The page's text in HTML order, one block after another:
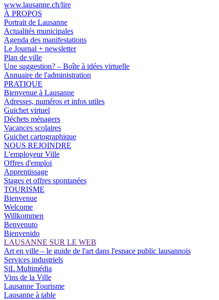
www.lausanne.ch/lire
À PROPOS
Portrait de Lausanne
Actualités municipales
Agenda des manifestations
Le Journal + newsletter
Plan de ville
Une suggestion? – Boîte à idées virtuelle
Annuaire de l'administration
PRATIQUE
Bienvenue à Lausanne
Adresses, numéros et infos utiles
Guichet virtuel
Déchets ménagers
Vacances scolaires
Guichet cartographique
NOUS REJOINDRE
L'employeur Ville
Offres d'emploi
Apprentissage
Stages et offres spontanées
TOURISME
Bienvenue
Welcome
Willkommen
Benvenuto
Bienvenido
LAUSANNE SUR LE WEB
Art en ville – le guide de l'art dans l'espace public lausannois
Services industriels
SiL Multimédia
Vins de la Ville
Lausanne Tourisme
Lausanne à table